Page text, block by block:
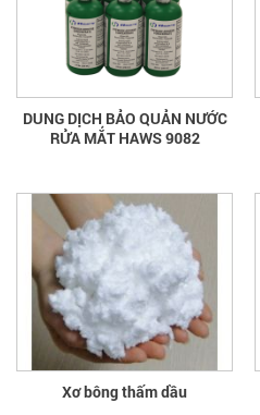
DUNG DỊCH BẢO QUẢN NƯỚC
RỬA MẮT HAWS 9082
Xơ bông thấm dầu